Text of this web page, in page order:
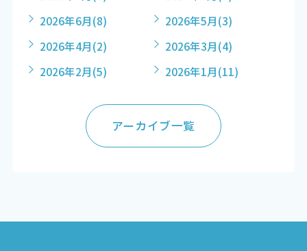
2026年6月(8) 2026年5月(3)
2026年4月(2) 2026年3月(4)
2026年2月(5) 2026年1月(11)
アーカイブ一覧